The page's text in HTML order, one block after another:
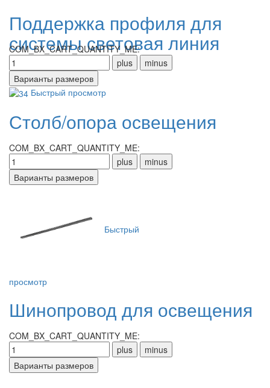
Поддержка профиля для
системы световая линия
COM_BX_CART_QUANTITY_ME:
Быстрый просмотр
Столб/опора освещения
COM_BX_CART_QUANTITY_ME:
Быстрый
просмотр
Шинопровод для освещения
COM_BX_CART_QUANTITY_ME: